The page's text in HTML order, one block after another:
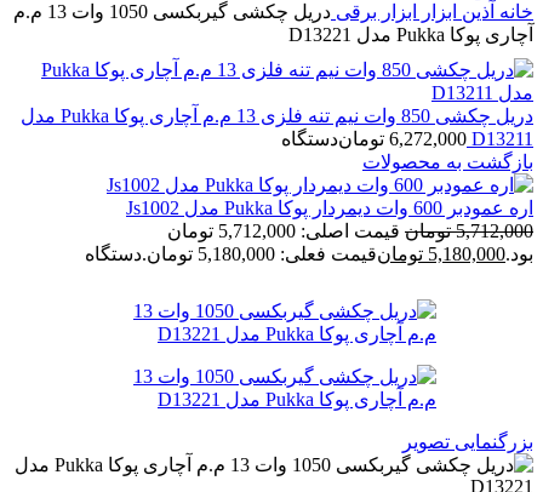
خانه آذین ابزار ابزار برقی
دریل چکشی گیربکسی 1050 وات 13 م.م
آچاری پوکا Pukka مدل D13221
دریل چکشی 850 وات نیم تنه فلزی 13 م.م آچاری پوکا Pukka مدل
D13211
6,272,000 توماندستگاه
بازگشت به محصولات
اره عمودبر 600 وات دیمردار پوکا Pukka مدل Js1002
5,712,000 تومان
قیمت اصلی: 5,712,000 تومان
بود.5,180,000 تومانقیمت فعلی: 5,180,000 تومان. دستگاه
بزرگنمایی تصویر